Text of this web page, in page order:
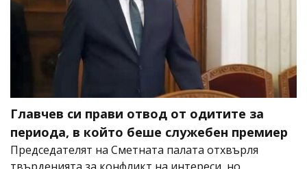
Главчев си прави отвод от одитите за
периода, в който беше служебен премиер
Председателят на Сметната палата отхвърля